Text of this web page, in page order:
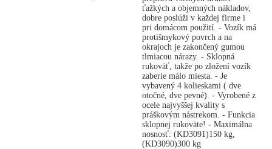
ťažkých a objemných nákladov,
dobre poslúži v každej firme i
pri domácom použití. - Vozík má
protišmykový povrch a na
okrajoch je zakončený gumou
tlmiacou nárazy. - Sklopná
rukoväť, takže po zložení vozík
zaberie málo miesta. - Je
vybavený 4 kolieskami ( dve
otočné, dve pevné). - Vyrobené z
ocele najvyššej kvality s
práškovým nástrekom. - Funkcia
sklopnej rukoväte! - Maximálna
nosnosť: (KD3091)150 kg,
(KD3090)300 kg